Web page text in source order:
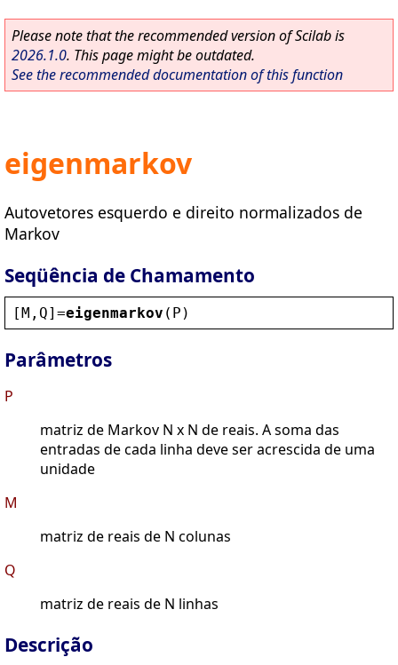
Please note that the recommended version of Scilab is
2026.1.0. This page might be outdated.
See the recommended documentation of this function
eigenmarkov
Autovetores esquerdo e direito normalizados de
Markov
Seqüência de Chamamento
[M , Q]=eigenmarkov ( P )
Parâmetros
P
matriz de Markov N x N de reais. A soma das
entradas de cada linha deve ser acrescida de uma
unidade
M
matriz de reais de N colunas
Q
matriz de reais de N linhas
Descrição